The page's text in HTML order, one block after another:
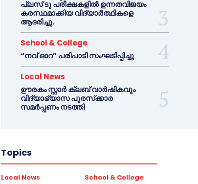
പ്ലസ് ടു പരീക്ഷകളിൽ ഉന്നതവിജയം
കരസ്ഥമാക്കിയ വിദ്യാർത്ഥികളെ
ആദരിച്ചു.
School & College
“നവ് ഓറ” പരിപാടി സംഘടിപ്പിച്ചു
Local News
ഊരകം സ്റ്റാർ ക്ലബ് വാർഷികവും
വിദ്യാഭ്യാസ പുരസ്‌ക്കാര
സമർപ്പണം നടത്തി
Topics
Local News School & College